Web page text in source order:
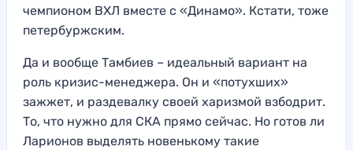
чемпионом ВХЛ вместе с «Динамо». Кстати, тоже
петербуржским.
Да и вообще Тамбиев – идеальный вариант на
роль кризис-менеджера. Он и «потухших»
зажжет, и раздевалку своей харизмой взбодрит.
То, что нужно для СКА прямо сейчас. Но готов ли
Ларионов выделять новенькому такие